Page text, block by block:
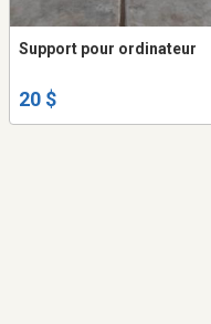
Support pour ordinateur
20 $